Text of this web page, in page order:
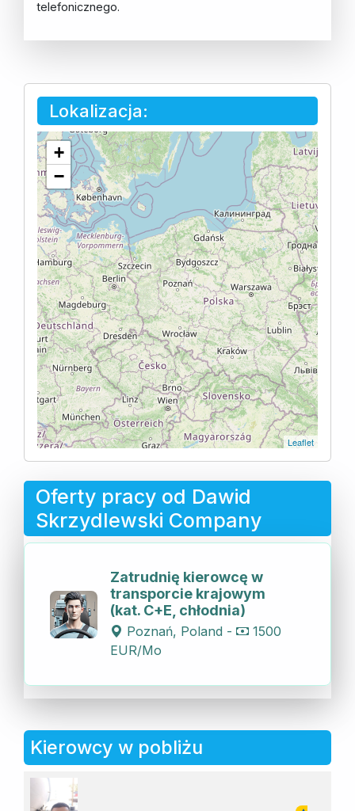
telefonicznego.
Lokalizacja:
+
−
Leaflet
Oferty pracy od Dawid
Skrzydlewski Company
Zatrudnię kierowcę w
transporcie krajowym
(kat. C+E, chłodnia)
Poznań, Poland -
1500
EUR/Mo
Kierowcy w pobliżu